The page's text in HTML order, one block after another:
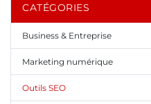
CATÉGORIES
Business & Entreprise
Marketing numérique
Outils SEO